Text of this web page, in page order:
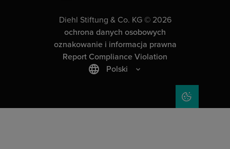
Diehl Stiftung & Co. KG © 2026
ochrona danych osobowych
oznakowanie i informacja prawna
Report Compliance Violation
Polski
COOKIE